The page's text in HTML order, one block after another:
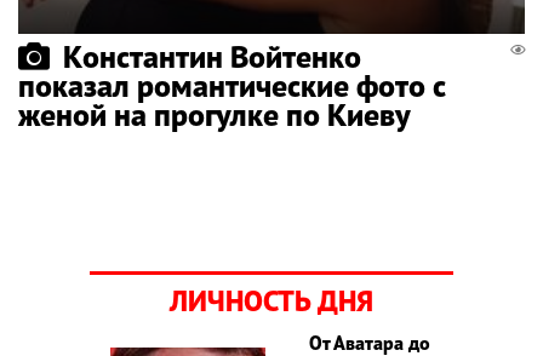
Константин Войтенко
показал романтические фото с
женой на прогулке по Киеву
ЛИЧНОСТЬ ДНЯ
От Аватара до